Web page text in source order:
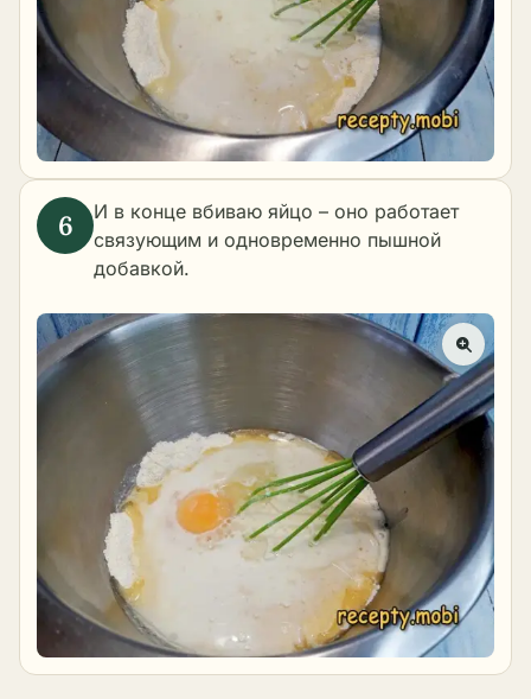
И в конце вбиваю яйцо – оно работает
связующим и одновременно пышной
добавкой.